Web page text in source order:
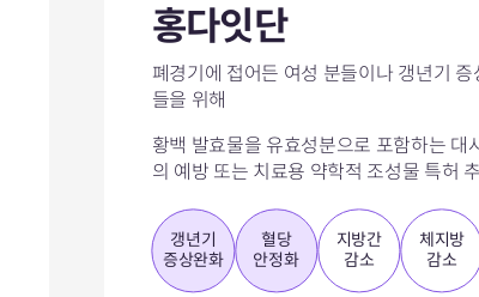
홍다잇단
폐경기에 접어든 여성 분들이나 갱년기
들을 위해
황백 발효물을 유효성분으로 포함하는 대
의 예방 또는 치료용 약학적 조성물 특허
갱년기
증상완화
혈당
안정화
지방간
감소
체지방
감소